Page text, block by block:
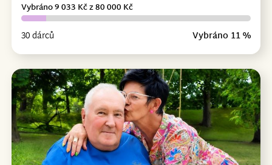
30 dárců Vybráno 11 %
Vybráno 9 033 Kč z 80 000 Kč